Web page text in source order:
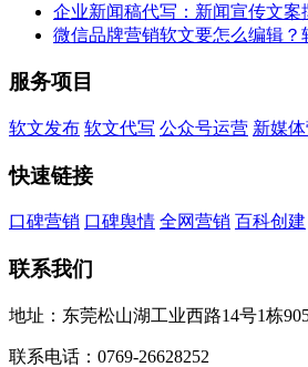
企业新闻稿代写：新闻宣传文案
微信品牌营销软文要怎么编辑？
服务项目
软文发布 软文代写 公众号运营 新媒
快速链接
口碑营销 口碑舆情 全网营销 百科创建
联系我们
地址：东莞松山湖工业西路14号1栋
联系电话：0769-26628252